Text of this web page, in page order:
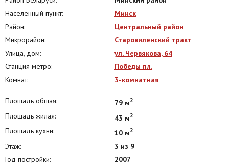
Населенный пункт:
Минск
Район:
Центральный район
Микрорайон:
Старовиленский тракт
Улица, дом:
ул. Червякова, 64
Станция метро:
Победы пл.
Комнат:
3-комнатная
Площадь общая: 79 м2
Площадь жилая: 43 м2
Площадь кухни: 10 м2
Этаж:
3 из 9
Год постройки:
2007